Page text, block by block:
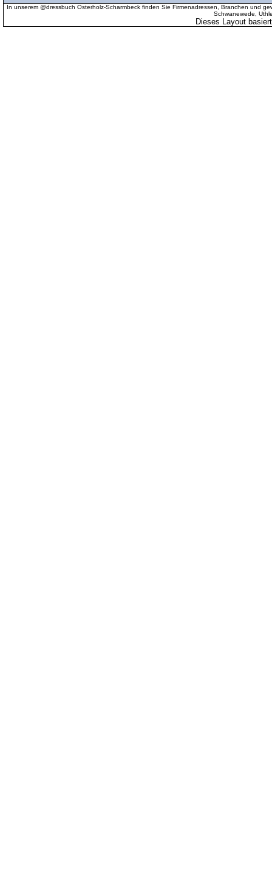
In unserem @dressbuch Osterholz-Scharmbeck finden Sie Firmenadressen, Branchen und
Schwanewede,
Dieses Layout